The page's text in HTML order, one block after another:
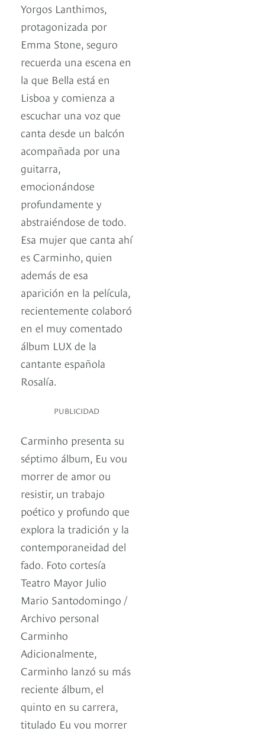
Yorgos Lanthimos,
protagonizada por
Emma Stone, seguro
recuerda una escena en
la que Bella está en
Lisboa y comienza a
escuchar una voz que
canta desde un balcón
acompañada por una
guitarra,
emocionándose
profundamente y
abstraiéndose de todo.
Esa mujer que canta ahí
es Carminho, quien
además de esa
aparición en la película,
recientemente colaboró
en el muy comentado
álbum LUX de la
cantante española
Rosalía.
PUBLICIDAD
Carminho presenta su
séptimo álbum, Eu vou
morrer de amor ou
resistir, un trabajo
poético y profundo que
explora la tradición y la
contemporaneidad del
fado. Foto cortesía
Teatro Mayor Julio
Mario Santodomingo /
Archivo personal
Carminho
Adicionalmente,
Carminho lanzó su más
reciente álbum, el
quinto en su carrera,
titulado Eu vou morrer